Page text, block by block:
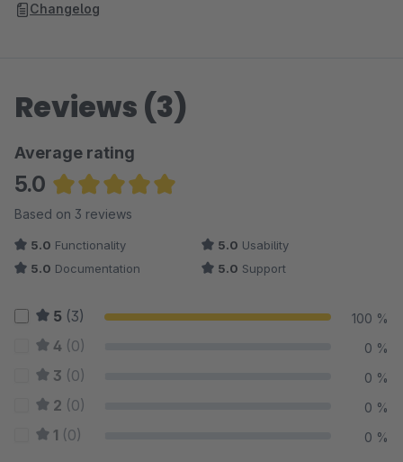
Changelog
Reviews (3)
Average rating
5.0
Average rating of 5 out of 5 stars
Based on 3 reviews
5.0 Functionality 5.0 Usability
5.0 Documentation 5.0 Support
5 (3) 100 %
4 (0) 0 %
3 (0) 0 %
2 (0) 0 %
1 (0) 0 %